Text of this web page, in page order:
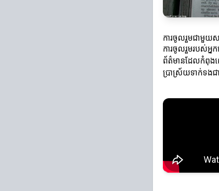
ការចូលរួមជាមួ
ការចូលរួមរបស់អ្ន
ព័ត៌មានដែលកំពុងព
ប្រាស្រ័យទាក់ទងជ